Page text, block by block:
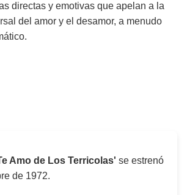
directas y emotivas que apelan a la
del amor y el desamor, a menudo
Amo de Los Terricolas' se estrenó
de 1972.